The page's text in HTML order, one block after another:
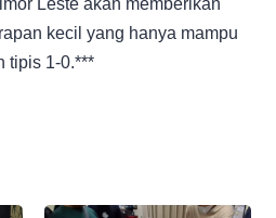
kecil yang hanya mampu
tipis 1-0.***